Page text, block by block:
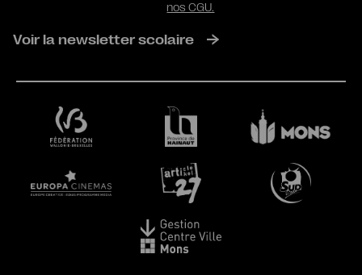
nos CGU.
Voir la newsletter scolaire